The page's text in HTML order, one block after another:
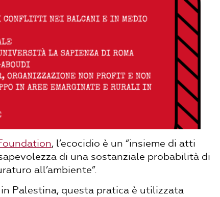
, l’ecocidio è un “insieme di atti
di una sostanziale probabilità di
all’ambiente”.
Palestina, questa pratica è utilizzata